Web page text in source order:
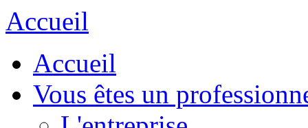
Accueil
Accueil
Vous êtes un